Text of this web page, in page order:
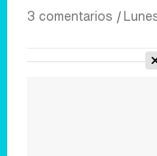
3 comentarios |